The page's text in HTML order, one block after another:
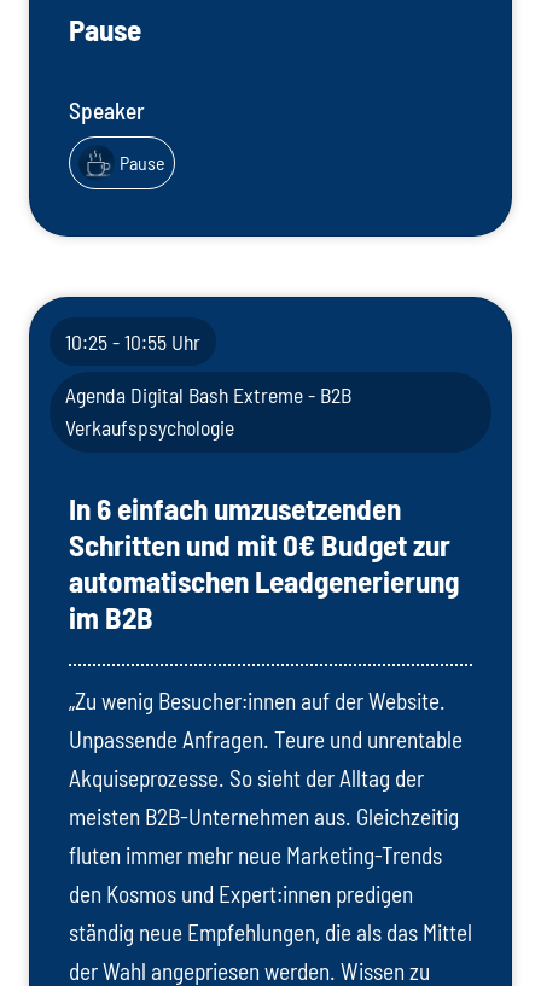
Pause
Speaker
Pause
10:25 - 10:55 Uhr
Agenda Digital Bash Extreme - B2B
Verkaufspsychologie
In 6 einfach umzusetzenden
Schritten und mit 0€ Budget zur
automatischen Leadgenerierung
im B2B
„Zu wenig Besucher:innen auf der Website.
Unpassende Anfragen. Teure und unrentable
Akquiseprozesse. So sieht der Alltag der
meisten B2B-Unternehmen aus. Gleichzeitig
fluten immer mehr neue Marketing-Trends
den Kosmos und Expert:innen predigen
ständig neue Empfehlungen, die als das Mittel
der Wahl angepriesen werden. Wissen zu